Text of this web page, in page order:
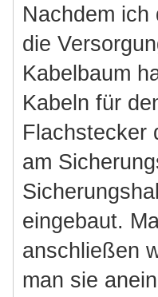
Nachdem ich
die
Kabelbaum
Kabeln für
Flachstecker
am
eingebaut.
anschließen
man sie